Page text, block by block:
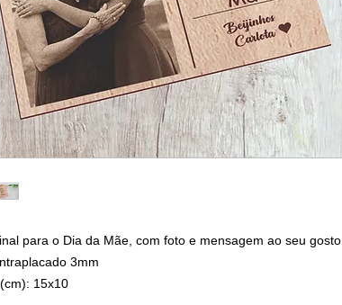
para o Dia da Mãe, com foto e mensagem ao seu gosto.
3mm
15x10